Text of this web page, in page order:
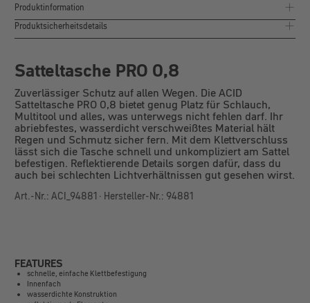
Produktinformation
Produktsicherheitsdetails
Satteltasche PRO 0,8
Zuverlässiger Schutz auf allen Wegen. Die ACID
Satteltasche PRO 0,8 bietet genug Platz für Schlauch,
Multitool und alles, was unterwegs nicht fehlen darf. Ihr
abriebfestes, wasserdicht verschweißtes Material hält
Regen und Schmutz sicher fern. Mit dem Klettverschluss
lässt sich die Tasche schnell und unkompliziert am Sattel
befestigen. Reflektierende Details sorgen dafür, dass du
auch bei schlechten Lichtverhältnissen gut gesehen wirst.
Art.-Nr.: ACI_94881 · Hersteller-Nr.: 94881
FEATURES
schnelle, einfache Klettbefestigung
Innenfach
wasserdichte Konstruktion